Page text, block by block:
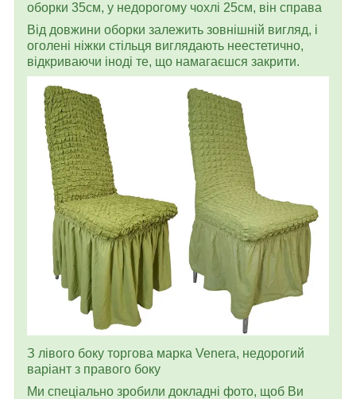
оборки 35см, у недорогому чохлі 25см, він справа
Від довжини оборки залежить зовнішній вигляд, і
оголені ніжки стільця виглядають неестетично,
відкриваючи іноді те, що намагаєшся закрити.
З лівого боку торгова марка Venera, недорогий
варіант з правого боку
Ми спеціально зробили докладні фото, щоб Ви